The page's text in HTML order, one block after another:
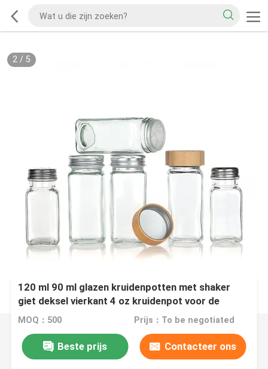
2/ 5
120 ml 90 ml glazen kruidenpotten met shaker
giet deksel vierkant 4 oz kruidenpot voor de
keuken
MOQ：500 Prijs：To be negotiated
Beste prijs Contacteer ons